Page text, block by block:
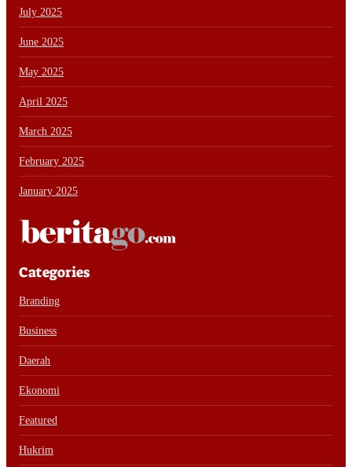
July 2025
June 2025
May 2025
April 2025
March 2025
February 2025
January 2025
Categories
Branding
Business
Daerah
Ekonomi
Featured
Hukrim